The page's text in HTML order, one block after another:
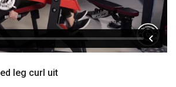
leg curl uit